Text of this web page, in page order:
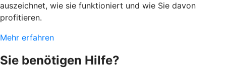
auszeichnet, wie sie funktioniert und wie Sie davon
profitieren.
Mehr erfahren
Sie benötigen Hilfe?